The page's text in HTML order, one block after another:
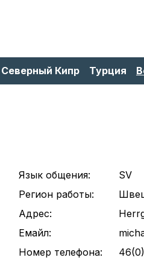
Северный Кипр Турция
Язык общения:
SV
Регион работы:
Адрес:
Емайл:
Номер телефона: